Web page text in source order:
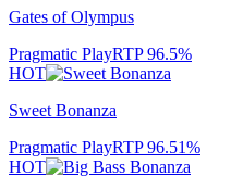
Gates of Olympus
Pragmatic PlayRTP96.5%
HOT
Sweet Bonanza
Pragmatic PlayRTP96.51%
HOT